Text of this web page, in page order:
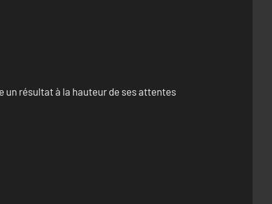
résultat à la hauteur de ses attentes